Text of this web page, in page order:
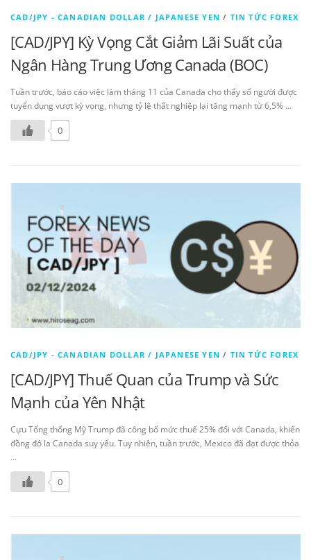
CAD/JPY - CANADIAN DOLLAR / JAPANESE YEN / TIN TỨC FOREX
[CAD/JPY] Kỳ Vọng Cắt Giảm Lãi Suất của
Ngân Hàng Trung Ương Canada (BOC)
Tuần trước, báo cáo việc làm tháng 11 của Canada cho thấy số người được
tuyển dụng vượt kỳ vọng, nhưng tỷ lệ thất nghiệp lại tăng mạnh từ 6,5% …
0
CAD/JPY - CANADIAN DOLLAR / JAPANESE YEN / TIN TỨC FOREX
[CAD/JPY] Thuế Quan của Trump và Sức
Mạnh của Yên Nhật
Cựu Tổng thống Mỹ Trump đã công bố mức thuế 25% đối với Canada, khiến
đồng đô la Canada suy yếu. Tuy nhiên, tuần trước, Mexico đã đạt được thỏa
…
0